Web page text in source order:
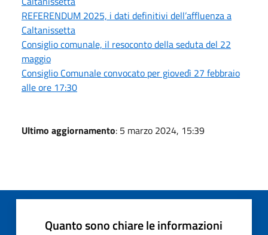
REFERENDUM 2025, i dati definitivi dell’affluenza a
Caltanissetta
Consiglio comunale, il resoconto della seduta del 22
maggio
Consiglio Comunale convocato per giovedì 27 febbraio
alle ore 17:30
Ultimo aggiornamento: 5 marzo 2024, 15:39
Quanto sono chiare le informazioni